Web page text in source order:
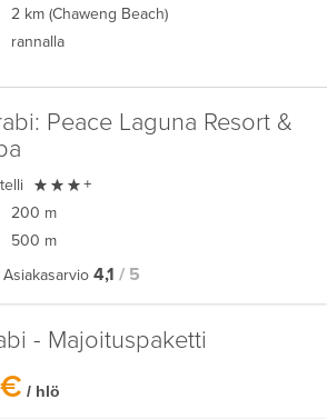
2 km (Chaweng Beach)
rannalla
Peace Laguna Resort &
 +
200 m
500 m
Asiakasarvio 4,1 / 5
- Majoituspaketti
/ hlö